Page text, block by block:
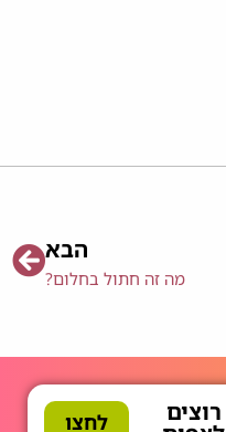
הבא
מה זה חתול בחלום?
רוצים לחצו